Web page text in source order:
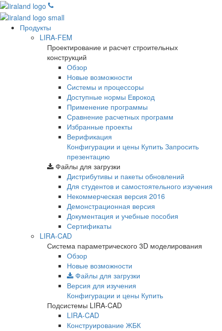
Продукты
LIRA-FEM
Проектирование и расчет строительных
конструкций
Обзор
Новые возможности
Cистемы и процессоры
Доступные нормы Еврокод
Применение программы
Сравнение расчетных программ
Избранные проекты
Верификация
Конфигурации и цены Купить Запросить
презентацию
Файлы для загрузки
Дистрибутивы и пакеты обновлений
Для студентов и самостоятельного изучения
Некоммерческая версия 2016
Демонстрационная версия
Документация и учебные пособия
Сертификаты
LIRA-CAD
Система параметрического 3D моделирования
Обзор
Новые возможности
Файлы для загрузки
Версия для изучения
Конфигурации и цены Купить
Подсистемы LIRA-CAD
LIRA-CAD
Конструирование ЖБК